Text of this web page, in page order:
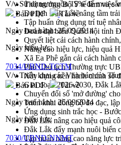
Thứ trưởng Bộ Y tế làm việc
Du lịch Đắk Lắk nâng tầm trải
Tập huấn ứng dụng trí tuệ
Đoàn đại biểu Quốc hội tỉnh
Quyết liệt cải cách hành
Nâng cao hiệu lực, hiệu quả
Xã Ea Phê gắn cải cách hành
Phó Chủ tịch Thường trực
Xây dựng nền hành chính số
Giai đoạn 2026-2030, Đắk
Chuyển đổi số 'mở đường'
Triển khai đồng bộ đo đạc,
Ứng dụng sinh trắc học -
Đắk Lắk nâng cao hiệu quả
Đắk Lắk đẩy mạnh nuôi biển
Tập huấn nâng cao năng lực
V/v Sử dụng nguồn 15% để mua
Bản PDF
Tải về
Ngày ban hành:26/09/2014
Ngày hiệu lực:
7034/UBND-TCTM
V/v Triển khai các Văn bản của
Bản PDF
Tải về
Ngày ban hành: 26/09/2014
Ngày hiệu lực:
7030/UBND-NNMT